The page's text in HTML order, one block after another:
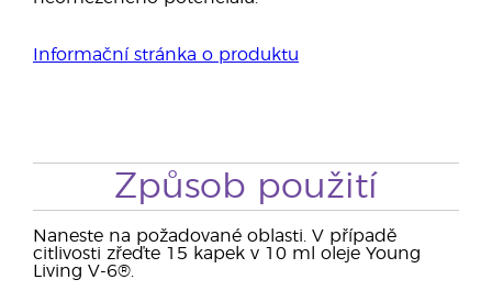
Informační stránka o produktu
Způsob použití
Naneste na požadované oblasti. V případě
citlivosti zřeďte 15 kapek v 10 ml oleje Young
Living V-6®.